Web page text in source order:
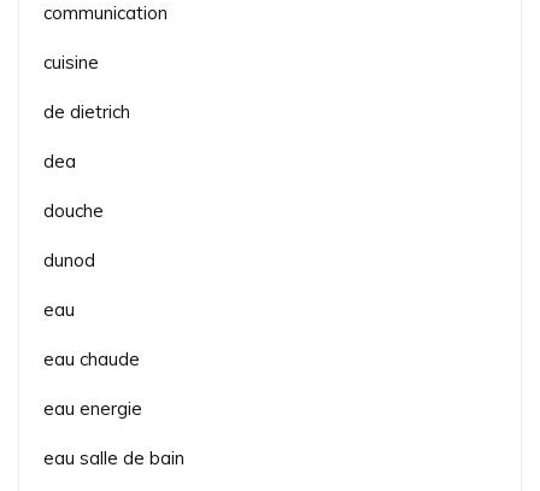
communication
cuisine
de dietrich
dea
douche
dunod
eau
eau chaude
eau energie
eau salle de bain